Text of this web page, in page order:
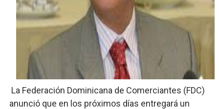
Lee Ballester a los que se forman como agentes
Operativo Interinstitucional “Compromiso Ambiental
Trabajadores de la prensa y Obispado de la
Ministerio de Cultura anuncia ganadores de Premios
Más de 180 dirigentes sindicales de las Américas se
La Federación Dominicana de Comerciantes (FDC)
anunció que en los próximos días entregará un